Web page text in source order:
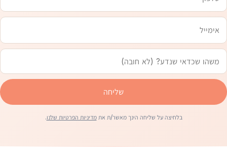
שליחה
בלחיצה על שליחה הינך מאשר/ת אתמדיניות הפרטיות שלנו.